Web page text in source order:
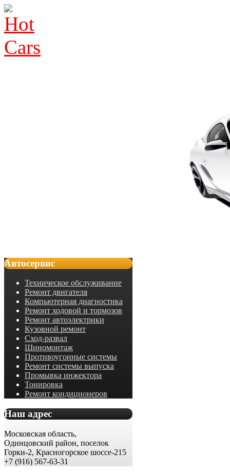
Автосервис
Техническое обслуживание
Ремонт двигателя
Компьютерная диагностика
Ремонт ходовой и тормозов
Ремонт автоэлектрики
Кузовной ремонт
Сход-развал
Шиномонтаж
Противоугонные системы
Ремонт системы выпуска
Промывка инжектора
Тонировка
Ремонт кондиционеров
Наш адрес
Московская область,
Одинцовский район, поселок
Горки-2, Красногорское шоссе-215
+7 (916) 567-63-31